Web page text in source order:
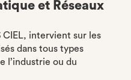
et Réseaux
CIEL, intervient sur les
dans tous types
l’industrie ou du